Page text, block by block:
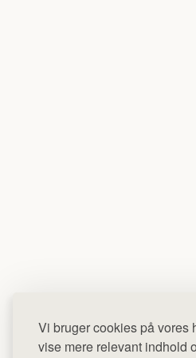
Vi bruger cookies på vores
vise mere relevant indhold